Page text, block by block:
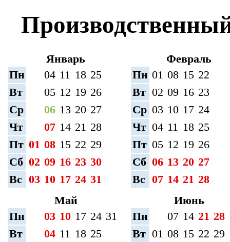
Январь
Пн
04 11 18 25
Вт
05 12 19 26
Ср
06 13 20 27
Чт
07 14 21 28
Пт 01 08 15 22 29
Сб 02 09 16 23 30
Вс 03 10 17 24 31
Февраль
Пн 01 08 15 22
Вт 02 09 16 23
Ср 03 10 17 24
Чт 04 11 18 25
Пт 05 12 19 26
Сб 06 13 20 27
Вс 07 14 21 28
Май
Пн
03 10 17 24 31
Вт
04 11 18 25
Июнь
Пн
07 14 21 28
Вт 01 08 15 22 29